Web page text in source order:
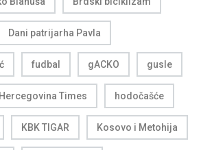
Dani patrijarha Pavla
fudbal gACKO gusle
Hercegovina Times hodočašće
KBK TIGAR Kosovo i Metohija